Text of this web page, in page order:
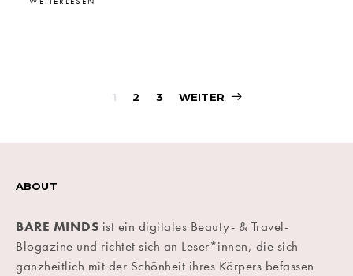
1 2 3 WEITER
ABOUT
BARE MINDS ist ein digitales Beauty- & Travel-
Blogazine und richtet sich an Leser*innen, die sich
ganzheitlich mit der Schönheit ihres Körpers befassen